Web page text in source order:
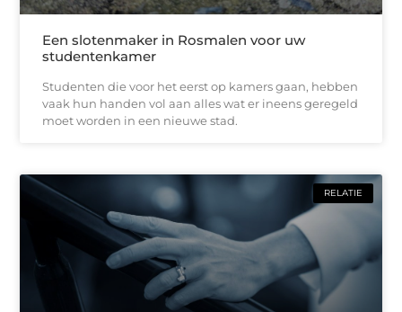
Een slotenmaker in Rosmalen voor uw
studentenkamer
Studenten die voor het eerst op kamers gaan, hebben
vaak hun handen vol aan alles wat er ineens geregeld
moet worden in een nieuwe stad.
RELATIE